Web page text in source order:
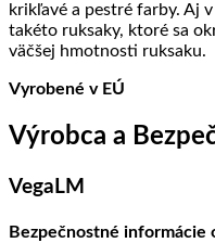
krikľavé a pestré farby. Aj
takéto ruksaky, ktoré sa
väčšej hmotnosti ruksaku.
Vyrobené v EÚ
Výrobca a
VegaLM
Bezpečnostné informácie